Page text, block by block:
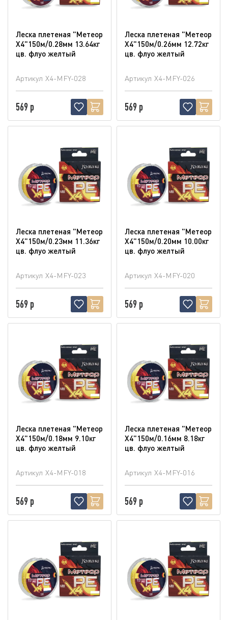
Леска плетеная "Метеор
Х4"150м/0.28мм 13.64кг
цв. флуо желтый
Артикул X4-MFY-028
569 р
Леска плетеная "Метеор
Х4"150м/0.26мм 12.72кг
цв. флуо желтый
Артикул X4-MFY-026
569 р
Леска плетеная "Метеор
Х4"150м/0.23мм 11.36кг
цв. флуо желтый
Артикул X4-MFY-023
569 р
Леска плетеная "Метеор
Х4"150м/0.20мм 10.00кг
цв. флуо желтый
Артикул X4-MFY-020
569 р
Леска плетеная "Метеор
Х4"150м/0.18мм 9.10кг
цв. флуо желтый
Артикул X4-MFY-018
569 р
Леска плетеная "Метеор
Х4"150м/0.16мм 8.18кг
цв. флуо желтый
Артикул X4-MFY-016
569 р